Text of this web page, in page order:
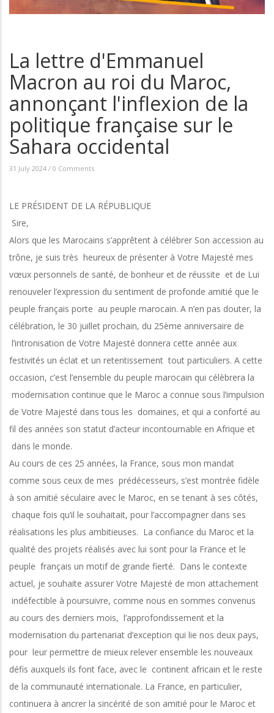
La lettre d'Emmanuel
Macron au roi du Maroc,
annonçant l'inflexion de la
politique française sur le
Sahara occidental
31 July 2024 / 0 Comments
LE PRÉSIDENT DE LA RÉPUBLIQUE
Sire,
Alors que les Marocains s’apprêtent à célébrer Son accession au
trône, je suis très heureux de présenter à Votre Majesté mes
vœux personnels de santé, de bonheur et de réussite et de Lui
renouveler l’expression du sentiment de profonde amitié que le
peuple français porte au peuple marocain. A n’en pas douter, la
célébration, le 30 juillet prochain, du 25ème anniversaire de
l’intronisation de Votre Majesté donnera cette année aux
festivités un éclat et un retentissement tout particuliers. A cette
occasion, c’est l’ensemble du peuple marocain qui célèbrera la
modernisation continue que le Maroc a connue sous l’impulsion
de Votre Majesté dans tous les domaines, et qui a conforté au
fil des années son statut d’acteur incontournable en Afrique et
dans le monde.
Au cours de ces 25 années, la France, sous mon mandat
comme sous ceux de mes prédécesseurs, s’est montrée fidèle
à son amitié séculaire avec le Maroc, en se tenant à ses côtés,
chaque fois qu’il le souhaitait, pour l’accompagner dans ses
réalisations les plus ambitieuses. La confiance du Maroc et la
qualité des projets réalisés avec lui sont pour la France et le
peuple français un motif de grande fierté. Dans le contexte
actuel, je souhaite assurer Votre Majesté de mon attachement
indéfectible à poursuivre, comme nous en sommes convenus
au cours des derniers mois, l’approfondissement et la
modernisation du partenariat d’exception qui lie nos deux pays,
pour leur permettre de mieux relever ensemble les nouveaux
défis auxquels ils font face, avec le continent africain et le reste
de la communauté internationale. La France, en particulier,
continuera à ancrer la sincérité de son amitié pour le Maroc et